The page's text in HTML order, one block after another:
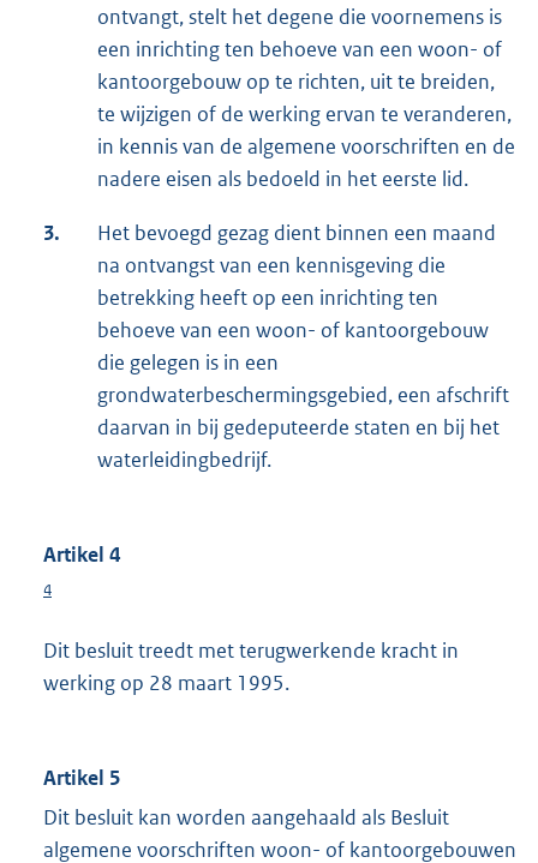
ontvangt, stelt het degene die voornemens is
een inrichting ten behoeve van een woon- of
kantoorgebouw op te richten, uit te breiden,
te wijzigen of de werking ervan te veranderen,
in kennis van de algemene voorschriften en de
nadere eisen als bedoeld in het eerste lid.
3.
Het bevoegd gezag dient binnen een maand
na ontvangst van een kennisgeving die
betrekking heeft op een inrichting ten
behoeve van een woon- of kantoorgebouw
die gelegen is in een
grondwaterbeschermingsgebied, een afschrift
daarvan in bij gedeputeerde staten en bij het
waterleidingbedrijf.
Artikel 4
4
Dit besluit treedt met terugwerkende kracht in
werking op 28 maart 1995.
Artikel 5
Dit besluit kan worden aangehaald als Besluit
algemene voorschriften woon- of kantoorgebouwen